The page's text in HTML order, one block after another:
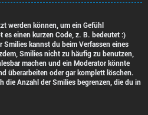
werden können, um ein Gefühl
einen kurzen Code, z. B. bedeutet :)
kannst du beim Verfassen eines
Smilies nicht zu häufig zu benutzen,
machen und ein Moderator könnte
überarbeiten oder gar komplett löschen.
die Anzahl der Smilies begrenzen, die du in